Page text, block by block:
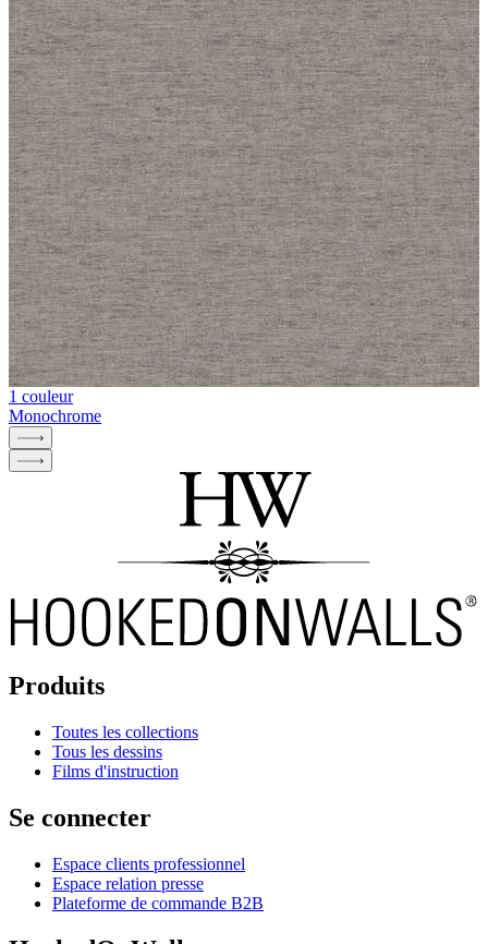
1 couleur
Monochrome
Produits
Toutes les collections
Tous les dessins
Films d'instruction
Se connecter
Espace clients professionnel
Espace relation presse
Plateforme de commande B2B